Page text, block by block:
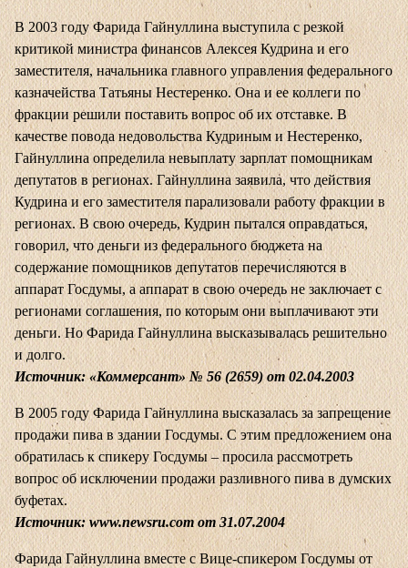
В 2003 году Фарида Гайнуллина выступила с резкой
критикой министра финансов Алексея Кудрина и его
заместителя, начальника главного управления федерального
казначейства Татьяны Нестеренко. Она и ее коллеги по
фракции решили поставить вопрос об их отставке. В
качестве повода недовольства Кудриным и Нестеренко,
Гайнуллина определила невыплату зарплат помощникам
депутатов в регионах. Гайнуллина заявила, что действия
Кудрина и его заместителя парализовали работу фракции в
регионах. В свою очередь, Кудрин пытался оправдаться,
говорил, что деньги из федерального бюджета на
содержание помощников депутатов перечисляются в
аппарат Госдумы, а аппарат в свою очередь не заключает с
регионами соглашения, по которым они выплачивают эти
деньги. Но Фарида Гайнуллина высказывалась решительно
и долго.
Источник: «Коммерсант» № 56 (2659) от 02.04.2003
В 2005 году Фарида Гайнуллина высказалась за запрещение
продажи пива в здании Госдумы. С этим предложением она
обратилась к спикеру Госдумы – просила рассмотреть
вопрос об исключении продажи разливного пива в думских
буфетах.
Источник:www.newsru.comот 31.07.2004
Фарида Гайнуллина вместе с Вице-спикером Госдумы от